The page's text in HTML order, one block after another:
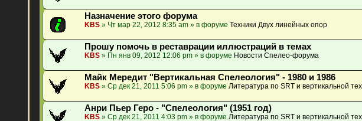
Назначение этого форума
KBS » Чт мар 22, 2012 8:35 am » в форумеТехники Двух линейных опор
Прошу помочь в реставрации иллюстраций в темах
KBS » Пн янв 09, 2012 12:06 pm » в форуме Новости Спелео-форума
Майк Мередит "Вертикальная Спелеология" - 1980 и 1986
KBS » Ср дек 21, 2011 5:06 pm » в форуме Литература по SRT и вертикальной
Анри Пьер Геро - "Спелеология" (1951 год)
KBS » Ср дек 21, 2011 4:03 pm » в форуме Литература по SRT и вертикальной